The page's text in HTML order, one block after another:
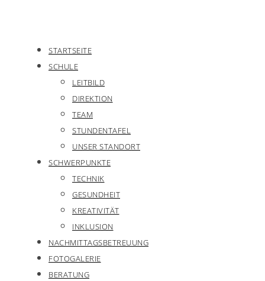
STARTSEITE
SCHULE
LEITBILD
DIREKTION
TEAM
STUNDENTAFEL
UNSER STANDORT
SCHWERPUNKTE
TECHNIK
GESUNDHEIT
KREATIVITÄT
INKLUSION
NACHMITTAGSBETREUUNG
FOTOGALERIE
BERATUNG